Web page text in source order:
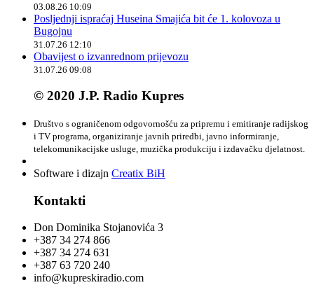
03.08.26 10:09
Posljednji ispraćaj Huseina Smajića bit će 1. kolovoza u
Bugojnu
31.07.26 12:10
Obavijest o izvanrednom prijevozu
31.07.26 09:08
© 2020 J.P. Radio Kupres
Društvo s ograničenom odgovornošću za pripremu i emitiranje radijskog
i TV programa, organiziranje javnih priredbi, javno informiranje,
telekomunikacijske usluge, muzička produkciju i izdavačku djelatnost.
Software i dizajn Creatix BiH
Kontakti
Don Dominika Stojanovića 3
+387 34 274 866
+387 34 274 631
+387 63 720 240
info@kupreskiradio.com